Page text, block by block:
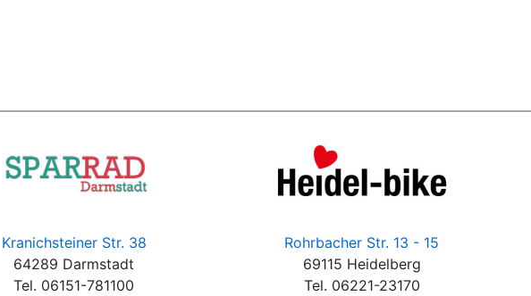
Kranichsteiner Str. 38
64289 Darmstadt
Tel. 06151-781100
Rohrbacher Str. 13 - 15
69115 Heidelberg
Tel. 06221-23170